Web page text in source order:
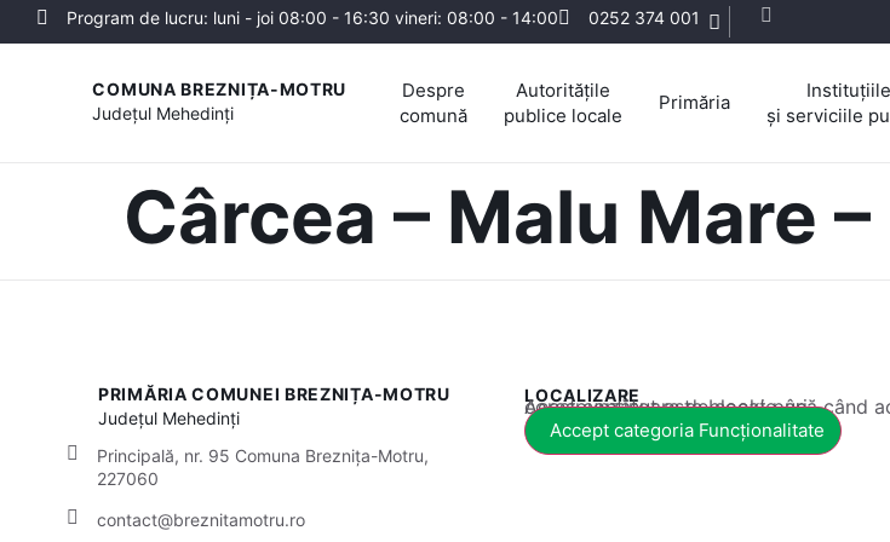
Program de lucru: luni - joi 08:00 - 16:30 vineri: 08:00 - 14:00 0252 374 001
COMUNA BREZNIȚA-MOTRU
Județul Mehedinți
Despre
comună
Autoritățile
publice locale
Primăria
Instituțiile
și serviciile
Cârcea – Malu Mare
PRIMĂRIA COMUNEI BREZNIȚA-MOTRU
Județul Mehedinți
Principală, nr. 95 Comuna Breznița-Motru,
227060
contact@breznitamotru.ro
LOCALIZARE
Acest conținut este blocat până când acceptați categoria corespunzătoare de cookie-uri.
Accept categoria Funcționalitate